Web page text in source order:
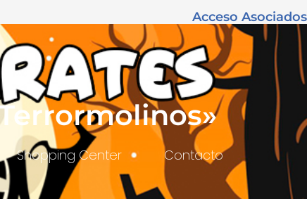
Acceso Asociados
Shopping Center Contacto